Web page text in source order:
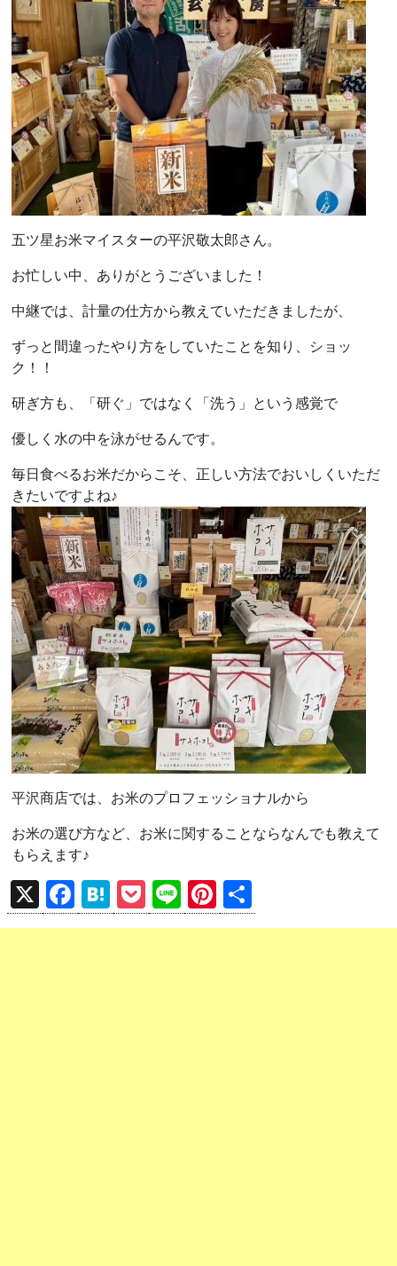
五ツ星お米マイスターの平沢敬太郎さん。
お忙しい中、ありがとうございました！
中継では、計量の仕方から教えていただきましたが、
ずっと間違ったやり方をしていたことを知り、ショッ
ク！！
研ぎ方も、「研ぐ」ではなく「洗う」という感覚で
優しく水の中を泳がせるんです。
毎日食べるお米だからこそ、正しい方法でおいしくいただ
きたいですよね♪
平沢商店では、お米のプロフェッショナルから
お米の選び方など、お米に関することならなんでも教えて
もらえます♪
X
F
a
H
at
P
o
Li
n
Pi
nt 有